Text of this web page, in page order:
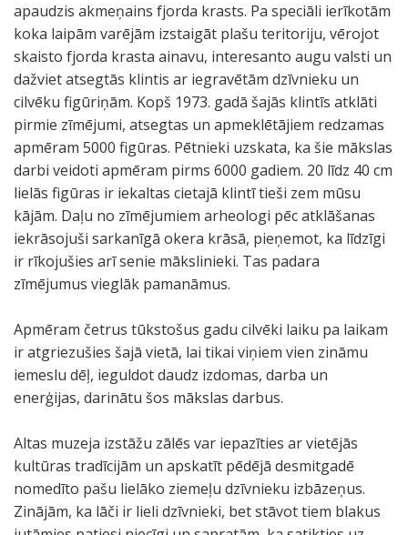
apaudzis akmeņains fjorda krasts. Pa speciāli ierīkotām
koka laipām varējām izstaigāt plašu teritoriju, vērojot
skaisto fjorda krasta ainavu, interesanto augu valsti un
dažviet atsegtās klintis ar iegravētām dzīvnieku un
cilvēku figūriņām. Kopš 1973. gadā šajās klintīs atklāti
pirmie zīmējumi, atsegtas un apmeklētājiem redzamas
apmēram 5000 figūras. Pētnieki uzskata, ka šie mākslas
darbi veidoti apmēram pirms 6000 gadiem. 20 līdz 40 cm
lielās figūras ir iekaltas cietajā klintī tieši zem mūsu
kājām. Daļu no zīmējumiem arheologi pēc atklāšanas
iekrāsojuši sarkanīgā okera krāsā, pieņemot, ka līdzīgi
ir rīkojušies arī senie mākslinieki. Tas padara
zīmējumus vieglāk pamanāmus.
Apmēram četrus tūkstošus gadu cilvēki laiku pa laikam
ir atgriezušies šajā vietā, lai tikai viņiem vien zināmu
iemeslu dēļ, ieguldot daudz izdomas, darba un
enerģijas, darinātu šos mākslas darbus.
Altas muzeja izstāžu zālēs var iepazīties ar vietējās
kultūras tradīcijām un apskatīt pēdējā desmitgadē
nomedīto pašu lielāko ziemeļu dzīvnieku izbāzeņus.
Zinājām, ka lāči ir lieli dzīvnieki, bet stāvot tiem blakus